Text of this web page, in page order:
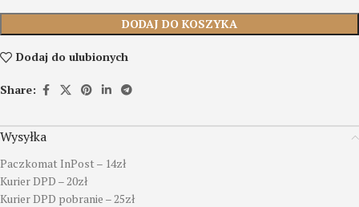
DODAJ DO KOSZYKA
Dodaj do ulubionych
Share:
Wysyłka
Paczkomat InPost – 14zł
Kurier DPD – 20zł
Kurier DPD pobranie – 25zł